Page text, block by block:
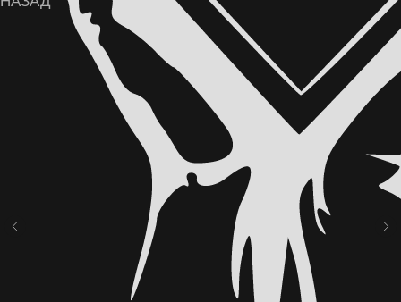
ВОЗМОЖНА ОПЛАТА ЧАСТЯМИ ЧЕРЕЗ
СЕРВИС «ДОЛЯМИ» ОТ Т-БАНКА